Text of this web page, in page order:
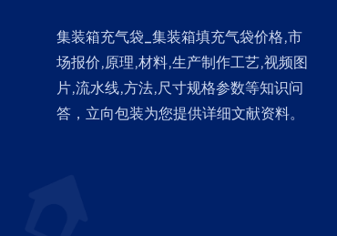
集装箱充气袋_集装箱填充气袋价格,市
场报价,原理,材料,生产制作工艺,视频图
片,流水线,方法,尺寸规格参数等知识问
答，立向包装为您提供详细文献资料。